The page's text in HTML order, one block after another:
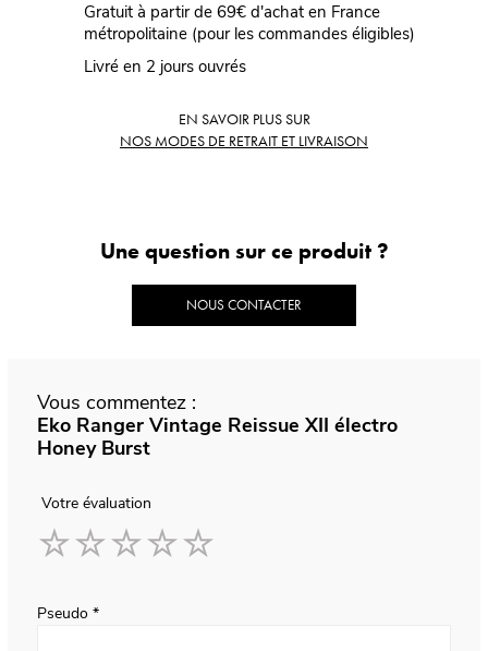
Gratuit à partir de 69€ d'achat en France
métropolitaine (pour les commandes éligibles)
Livré en 2 jours ouvrés
EN SAVOIR PLUS SUR
NOS MODES DE RETRAIT ET LIVRAISON
Une question sur ce produit ?
NOUS CONTACTER
Vous commentez :
Eko Ranger Vintage Reissue XII électro
Honey Burst
Votre évaluation
Pseudo